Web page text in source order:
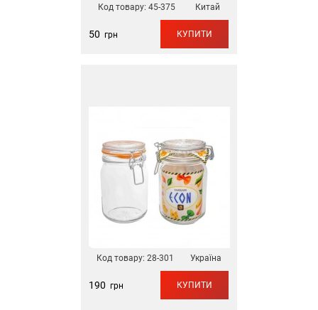
Код товару: 45-375 Китай
50 грн КУПИТИ
Код товару: 28-301 Україна
190 грн КУПИТИ